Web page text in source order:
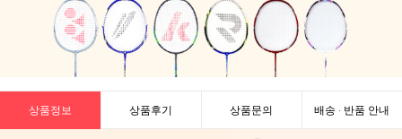
상품정보 상품후기 상품문의 배송 · 반품 안내